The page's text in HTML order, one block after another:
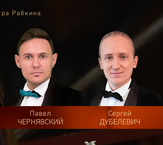
Рабкина
Павел
ЧЕРНЯВСКИЙ
Сергей
ДУБЕЛЕВИЧ